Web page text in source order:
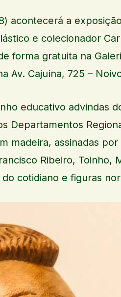
acontecerá a
e colecionador
forma gratuita na
Av. Cajuína, 725 –
educativo advindas
Departamentos
madeira, assinadas
Ribeiro, Toinho,
cotidiano e figuras